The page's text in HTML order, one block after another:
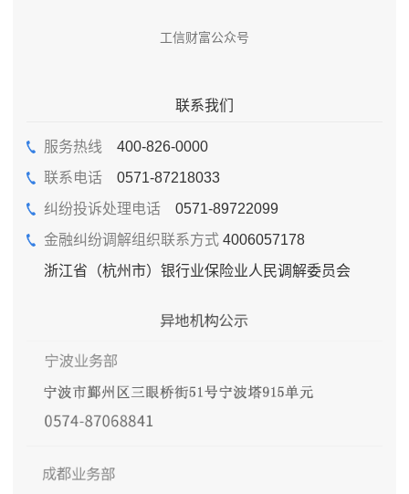
工信财富公众号
联系我们
服务热线 400-826-0000
联系电话0571-87218033
纠纷投诉处理电话0571-89722099
金融纠纷调解组织联系方式4006057178
浙江省（杭州市）银行业保险业人民调解委员会